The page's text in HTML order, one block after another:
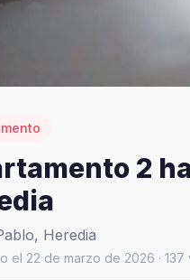
2
, Heredia
el 22 de marzo de 2026 · 137